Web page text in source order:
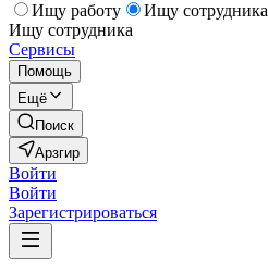
Ищу работу
Ищу сотрудника
Ищу сотрудника
Сервисы
Помощь
Ещё
Поиск
Арзгир
Войти
Войти
Зарегистрироваться